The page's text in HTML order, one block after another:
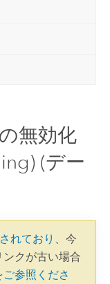
無効化
(デー
れており 、今
クが古い場合
参照くださ